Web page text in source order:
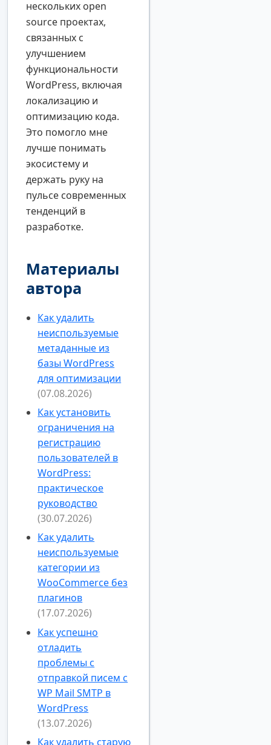
нескольких open
source проектах,
связанных с
улучшением
функциональности
WordPress, включая
локализацию и
оптимизацию кода.
Это помогло мне
лучше понимать
экосистему и
держать руку на
пульсе современных
тенденций в
разработке.
Материалы
автора
Как удалить
неиспользуемые
метаданные из
базы WordPress
для оптимизации
(07.08.2026)
Как установить
ограничения на
регистрацию
пользователей в
WordPress:
практическое
руководство
(30.07.2026)
Как удалить
неиспользуемые
категории из
WooCommerce без
плагинов
(17.07.2026)
Как успешно
отладить
проблемы с
отправкой писем с
WP Mail SMTP в
WordPress
(13.07.2026)
Как удалить старую